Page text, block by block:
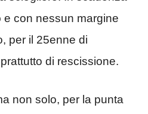
con nessun margine
per il 25enne di
di rescissione.
non solo, per la punta